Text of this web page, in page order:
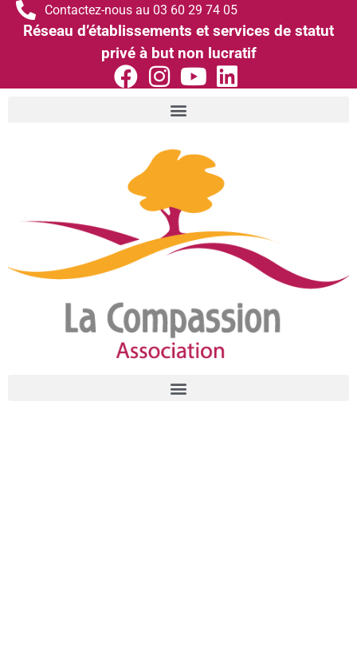
Contactez-nous au 03 60 29 74 05
Réseau d’établissements et services de statut
privé à but non lucratif